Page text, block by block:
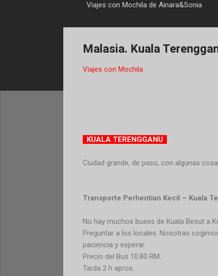
Viajes con Mochila de Ainara&Sonia
Malasia. Kuala
Viajes con Mochila
KUALA TERENGGANU
Ciudad grande, de paso, con algunas
Transporte Perhentian Kecil – Kuala
No hay muchos buses de Kuala Besut a
Preguntar a los locales. Nosotras
paciencia y esperar.
Precio del Bus 10.80 RM.
Tarda 2 h aprox.